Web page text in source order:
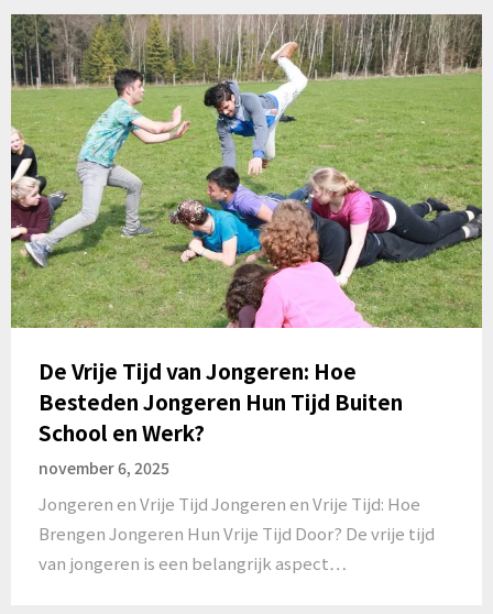
De Vrije Tijd van Jongeren: Hoe
Besteden Jongeren Hun Tijd Buiten
School en Werk?
november 6, 2025
Jongeren en Vrije Tijd Jongeren en Vrije Tijd: Hoe
Brengen Jongeren Hun Vrije Tijd Door? De vrije tijd
van jongeren is een belangrijk aspect…